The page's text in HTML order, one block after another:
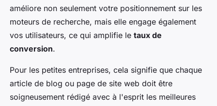
améliore non seulement votre positionnement sur les
moteurs de recherche, mais elle engage également
vos utilisateurs, ce qui amplifie le taux de
conversion.
Pour les petites entreprises, cela signifie que chaque
article de blog ou page de site web doit être
soigneusement rédigé avec à l'esprit les meilleures